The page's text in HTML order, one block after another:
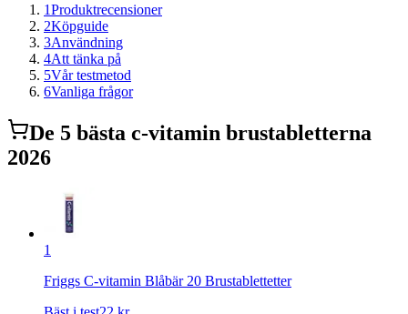
1Produktrecensioner
2Köpguide
3Användning
4Att tänka på
5Vår testmetod
6Vanliga frågor
De 5 bästa c-vitamin brustabletterna
2026
1
Friggs C-vitamin Blåbär 20 Brustablettetter